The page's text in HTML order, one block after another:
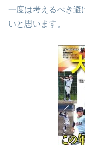
一度は考えるべき避
いと思います。